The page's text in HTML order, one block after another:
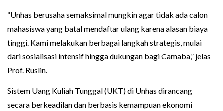
“Unhas berusaha semaksimal mungkin agar tidak ada calon
mahasiswa yang batal mendaftar ulang karena alasan biaya
tinggi. Kami melakukan berbagai langkah strategis, mulai
dari sosialisasi intensif hingga dukungan bagi Camaba,” jelas
Prof. Ruslin.
Sistem Uang Kuliah Tunggal (UKT) di Unhas dirancang
secara berkeadilan dan berbasis kemampuan ekonomi